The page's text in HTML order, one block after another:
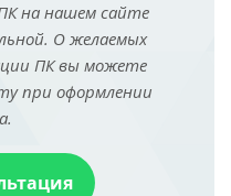
на нашем сайте
О желаемых
ПК вы можете
при оформлении